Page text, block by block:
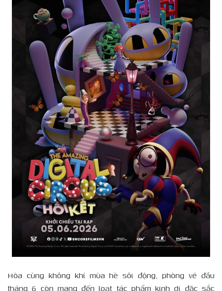
Hòa cùng không khí mùa hè sôi động, phòng vé đầu
tháng 6 còn mang đến loạt tác phẩm kinh dị đặc sắc